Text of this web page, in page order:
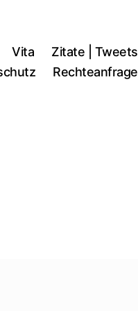
Vita
Zitate | Tweets
Rechteanfrage